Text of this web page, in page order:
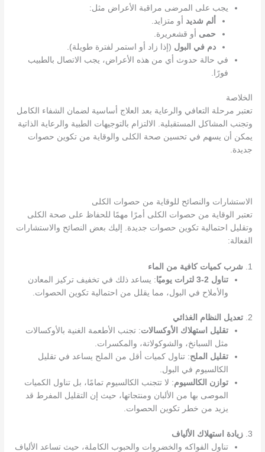
يجب على المرضى مراقبة الأعراض مثل:
ألم شديد أو متزايد.
حمى أو قشعريرة.
دم في البول (إذا زاد أو استمر لفترة طويلة).
في حالة حدوث أي من هذه الأعراض، يجب الاتصال بالطبيب
فورًا.
الخلاصة
تعتبر مرحلة التعافي والرعاية بعد العلاج أساسية لضمان الشفاء الكامل
وتجنب المشاكل المستقبلية. الالتزام بالتوجيهات الطبية والرعاية الذاتية
يمكن أن يسهم في تحسين صحة الكلى والوقاية من تكوين حصوات
جديدة.
الاستشارات والنصائح للوقاية من حصوات الكلى
تعتبر الوقاية من حصوات الكلى أمرًا مهمًا للحفاظ على صحة الكلى
وتقليل احتمالية تكوين حصوات جديدة. إليك بعض النصائح والاستشارات
الفعالة:
1.
شرب كميات كافية من الماء
تناول 2-3 لترات يوميًا
: يساعد ذلك في تخفيف تركيز المعادن
والأملاح في البول، مما يقلل من احتمالية تكوين الحصوات.
2. تعديل النظام الغذائي
تقليل استهلاك الأوكسالات: تجنب الأطعمة الغنية بالأوكسالات
مثل السبانخ، والشوكولاتة، والمكسرات.
تقليل الملح: تناول كميات أقل من الملح يساعد في تقليل
الكالسيوم في البول.
توازن الكالسيوم: لا تتجنب الكالسيوم تمامًا، بل تناول الكميات
الموصى بها من الألبان ومنتجاتها، حيث إن التقليل المفرط قد
يزيد من خطر تكوين الحصوات.
3. زيادة استهلاك الألياف
تناول الفواكه والخضروات والحبوب الكاملة، حيث تساعد الألياف